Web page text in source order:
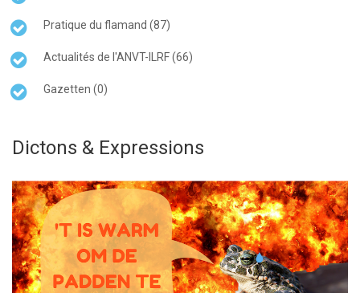
Pratique du flamand (87)
Actualités de l'ANVT-ILRF (66)
Gazetten (0)
Dictons & Expressions